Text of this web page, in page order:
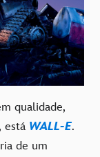
qualidade,
está WALL-E.
de um